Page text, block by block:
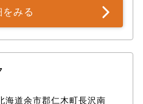
をみる
海道余市郡仁木町長沢南